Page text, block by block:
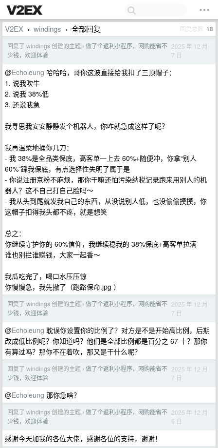
V2EX › windings › 全部回复 回复总数 18
回复了 windings 创建的主题 › 做了个返利小程序，网购能省不
少钱，欢迎体验
2025 年 12 月
7 日
@Echoleung 哈哈哈，哥你这波直接给我扣了三顶帽子：
1. 说我吹牛
2. 说我 38%低
3. 还说我急
我寻思我安安静静发个机器人，你咋就急成这样了呢？
我再温柔地捅你几刀：
- 我 38%是全品类保底，高客单一上去 60%+随便冲，你拿“别人
60%”踩我保底，有点选择性失明了属于是
- 你说注册京粉不麻烦，那你干嘛还怕污染纳税记录跑来用别人的机
器人？这不自己打自己脸吗～
- 我从头到尾就发我自己的东西，从没说别人低，也没偷偷摸摸，你
这帽子扣得我头都不疼，就是想笑
总之：
你继续守护你的 60%信仰，我继续稳我的 38%保底+高客单拉满
谁也别拦谁赚钱，大家一起香～
我瓜吃完了，喝口水压压惊
你慢慢急，我先撤了（跑路保命.jpg ）
回复了 windings 创建的主题 › 做了个返利小程序，网购能省不
少钱，欢迎体验
2025 年 12 月
7 日
@Echoleung 耽误你设置你的比例了？对方是不是开始高比例，后期
改成低比例呢？你知道吗？他们是全部比例都是百分之 67 十？那你
有算过吗？那你不在着吹，那又是干什么呢？
回复了 windings 创建的主题 › 做了个返利小程序，网购能省不
少钱，欢迎体验
2025 年 12 月
7 日
@Echoleung 那你急啥？
回复了 windings 创建的主题 › 做了个返利小程序，网购能省不
少钱，欢迎体验
2025 年 12 月
6 日
感谢今天加我的各位大佬，感谢各位的支持，谢谢！